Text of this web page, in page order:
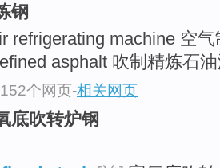
钢
refrigerating machine 空
asphalt 吹制精炼石
个网页-相关网页
底吹转炉钢